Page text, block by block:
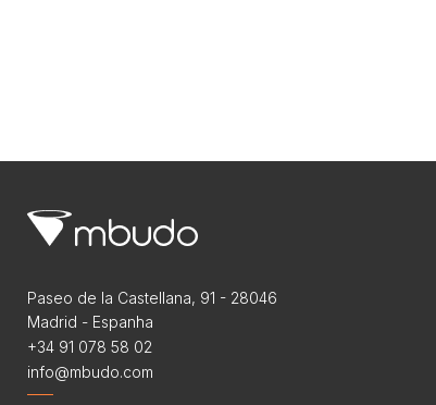
Paseo de la Castellana, 91 - 28046
Madrid - Espanha
+34 91 078 58 02
info@mbudo.com